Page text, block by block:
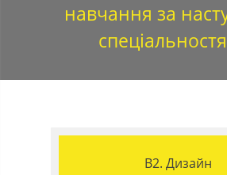
навчання за
B2. Дизайн